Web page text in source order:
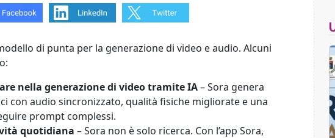
di punta per la generazione di video e audio. Alcuni
nella generazione di video tramite IA– Sora genera
con audio sincronizzato, qualità fisiche migliorate e una
prompt complessi.
quotidiana – Sora non è solo ricerca. Con l’app Sora,